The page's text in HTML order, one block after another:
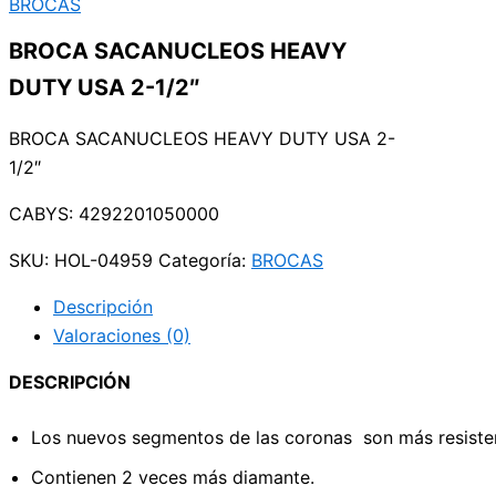
BROCAS
BROCA SACANUCLEOS HEAVY
DUTY USA 2-1/2″
BROCA SACANUCLEOS HEAVY DUTY USA 2-
1/2″
CABYS: 4292201050000
SKU: HOL-04959 Categoría: BROCAS
Descripción
Valoraciones (0)
DESCRIPCIÓN
Los nuevos segmentos de las coronas son más
Contienen 2 veces más diamante.